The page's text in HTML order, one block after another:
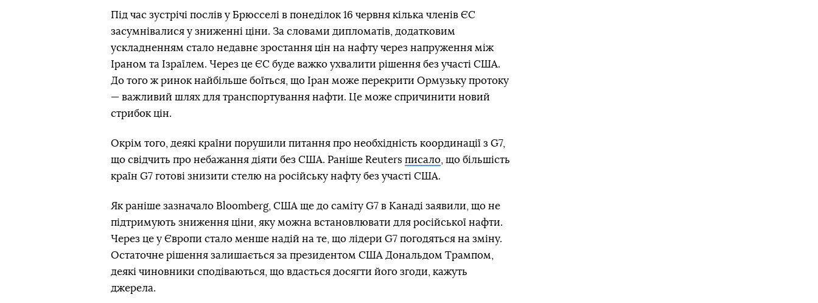
Під час зустрічі послів у Брюсселі в понеділок 16 червня кілька членів ЄС
засумнівалися у зниженні ціни. За словами дипломатів, додатковим
ускладненням стало недавнє зростання цін на нафту через напруження між
Іраном та Ізраїлем. Через це ЄС буде важко ухвалити рішення без участі США.
До того ж ринок найбільше боїться, що Іран може перекрити Ормузьку протоку
— важливий шлях для транспортування нафти. Це може спричинити новий
стрибок цін.
Окрім того, деякі країни порушили питання про необхідність координації з G7,
що свідчить про небажання діяти без США. Раніше Reuters писало , що більшість
країн G7 готові знизити стелю на російську нафту без участі США.
Як раніше зазначало Bloomberg, США ще до саміту G7 в Канаді заявили, що не
підтримують зниження ціни, яку можна встановлювати для російської нафти.
Через це у Європи стало менше надій на те, що лідери G7 погодяться на зміну.
Остаточне рішення залишається за президентом США Дональдом Трампом,
деякі чиновники сподіваються, що вдасться досягти його згоди, кажуть
джерела.